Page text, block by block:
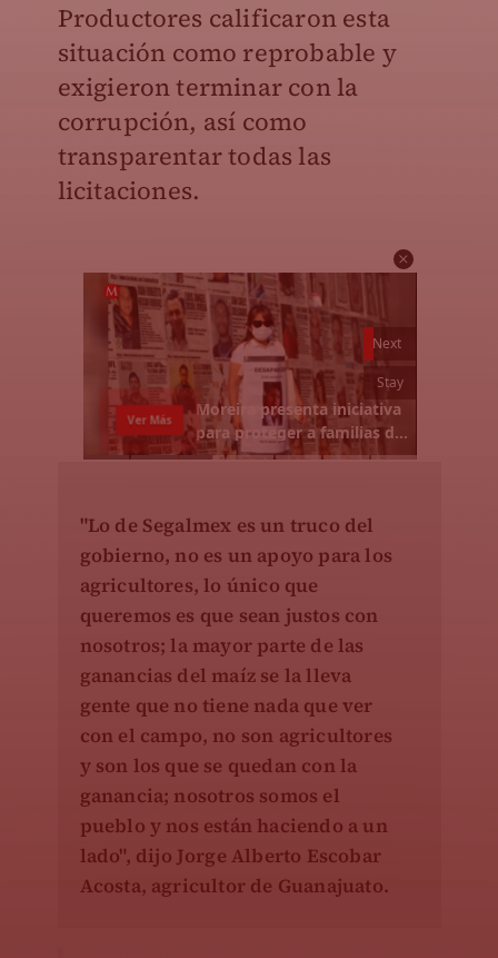
Productores calificaron esta
situación como reprobable y
exigieron terminar con la
corrupción, así como
transparentar todas las
licitaciones.
"Lo de Segalmex es un truco del
gobierno, no es un apoyo para los
agricultores, lo único que
queremos es que sean justos con
nosotros; la mayor parte de las
ganancias del maíz se la lleva
gente que no tiene nada que ver
con el campo, no son agricultores
y son los que se quedan con la
ganancia; nosotros somos el
pueblo y nos están haciendo a un
lado", dijo Jorge Alberto Escobar
Acosta, agricultor de Guanajuato.